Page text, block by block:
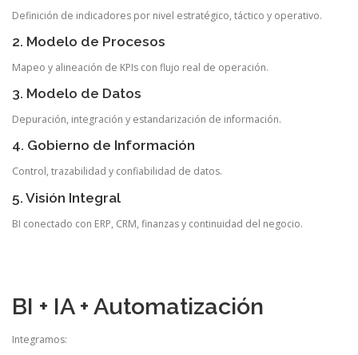
Definición de indicadores por nivel estratégico, táctico y operativo.
2. Modelo de Procesos
Mapeo y alineación de KPIs con flujo real de operación.
3. Modelo de Datos
Depuración, integración y estandarización de información.
4. Gobierno de Información
Control, trazabilidad y confiabilidad de datos.
5. Visión Integral
BI conectado con ERP, CRM, finanzas y continuidad del negocio.
BI + IA + Automatización
Integramos: